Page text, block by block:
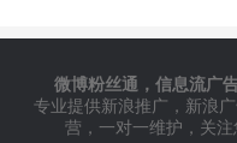
微博粉丝通，信息流广
专业提供新浪推广，新浪
营，一对一维护，关